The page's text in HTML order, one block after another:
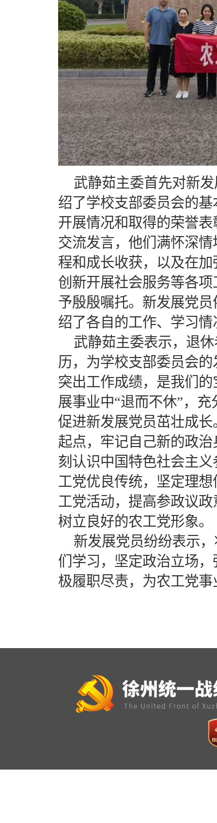
武静茹主委首先对新
绍了学校支部委员会的
开展情况和取得的荣誉
交流发言，他们满怀深
程和成长收获，以及在
创新开展社会服务等各
予殷殷嘱托。新发展党
绍了各自的工作、学习
武静茹主委表示，退
历，为学校支部委员会
突出工作成绩，是我们
展事业中“退而不休”，
促进新发展党员茁壮成
起点，牢记自己新的政
刻认识中国特色社会主
工党优良传统，坚定理
工党活动，提高参政议
树立良好的农工党形象。
新发展党员纷纷表示
们学习，坚定政治立场
极履职尽责，为农工党